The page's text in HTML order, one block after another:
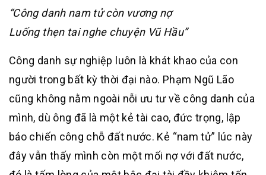
“Công danh nam tử còn vương nợ
Luống thẹn tai nghe chuyện Vũ Hầu”
Công danh sự nghiệp luôn là khát khao của con
người trong bất kỳ thời đại nào. Phạm Ngũ Lão
cũng không nằm ngoài nỗi ưu tư về công danh của
mình, dù ông đã là một kẻ tài cao, đức trọng, lập
báo chiến công chỗ đất nước. Kẻ “nam tử” lúc này
đây vẫn thấy mình còn một mối nợ với đất nước,